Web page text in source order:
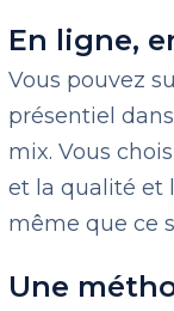
En ligne,
Vous pouvez
présentiel
mix. Vous
et la qualité et
même que ce
Une